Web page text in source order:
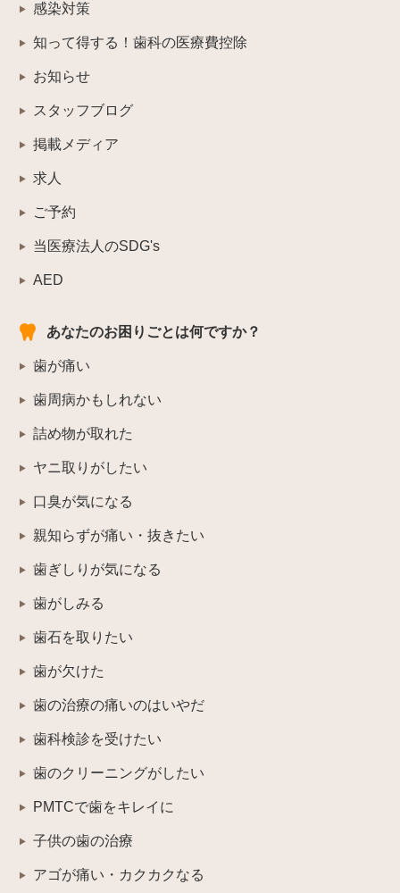
感染対策
知って得する！歯科の医療費控除
お知らせ
スタッフブログ
掲載メディア
求人
ご予約
当医療法人のSDG's
AED
あなたのお困りごとは何ですか？
歯が痛い
歯周病かもしれない
詰め物が取れた
ヤニ取りがしたい
口臭が気になる
親知らずが痛い・抜きたい
歯ぎしりが気になる
歯がしみる
歯石を取りたい
歯が欠けた
歯の治療の痛いのはいやだ
歯科検診を受けたい
歯のクリーニングがしたい
PMTCで歯をキレイに
子供の歯の治療
アゴが痛い・カクカクなる